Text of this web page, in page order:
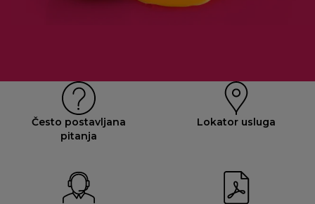
Često postavljana
pitanja
Lokator usluga